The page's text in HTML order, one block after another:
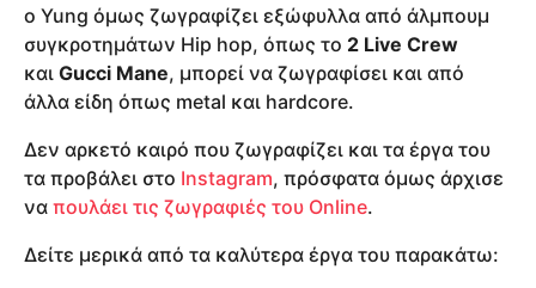
ο Yung όμως ζωγραφίζει εξώφυλλα από άλμπουμ
συγκροτημάτων Hip hop, όπως το 2 Live Crew
και Gucci Mane, μπορεί να ζωγραφίσει και από
άλλα είδη όπως metal και hardcore.
Δεν αρκετό καιρό που ζωγραφίζει και τα έργα του
τα προβάλει στο Instagram, πρόσφατα όμως άρχισε
να πουλάει τις ζωγραφιές του Online.
Δείτε μερικά από τα καλύτερα έργα του παρακάτω: